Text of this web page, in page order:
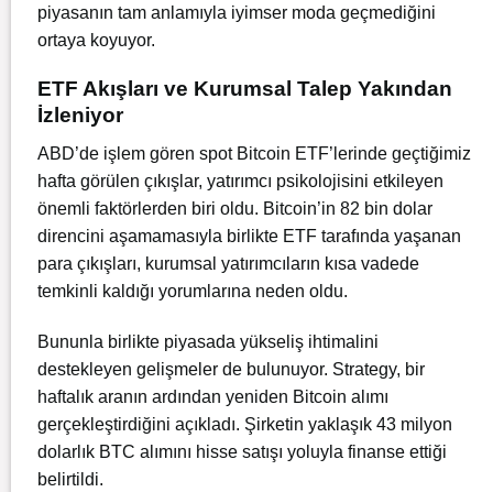
piyasanın tam anlamıyla iyimser moda geçmediğini
ortaya koyuyor.
ETF Akışları ve Kurumsal Talep Yakından
İzleniyor
ABD’de işlem gören spot Bitcoin ETF’lerinde geçtiğimiz
hafta görülen çıkışlar, yatırımcı psikolojisini etkileyen
önemli faktörlerden biri oldu. Bitcoin’in 82 bin dolar
direncini aşamamasıyla birlikte ETF tarafında yaşanan
para çıkışları, kurumsal yatırımcıların kısa vadede
temkinli kaldığı yorumlarına neden oldu.
Bununla birlikte piyasada yükseliş ihtimalini
destekleyen gelişmeler de bulunuyor. Strategy, bir
haftalık aranın ardından yeniden Bitcoin alımı
gerçekleştirdiğini açıkladı. Şirketin yaklaşık 43 milyon
dolarlık BTC alımını hisse satışı yoluyla finanse ettiği
belirtildi.